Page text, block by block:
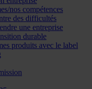
nos compétences
des difficultés
une entreprise
durable
produits avec le label